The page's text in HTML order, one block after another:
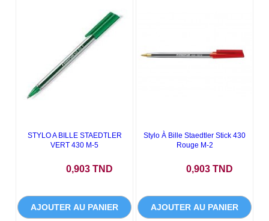
STYLO A BILLE STAEDTLER
VERT 430 M-5
0,903 TND
AJOUTER AU PANIER
Stylo À Bille Staedtler Stick 430
Rouge M-2
0,903 TND
AJOUTER AU PANIER